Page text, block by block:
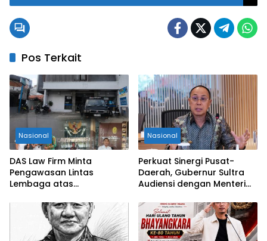
Pos Terkait
Nasional
DAS Law Firm Minta
Pengawasan Lintas
Lembaga atas
Objek Sengketa di
Pengadilan Negeri Jakarta
Nasional
Perkuat Sinergi Pusat-
Daerah, Gubernur Sultra
Audiensi dengan Menteri